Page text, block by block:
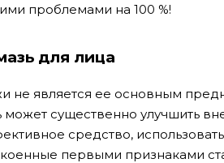
проблемами на 100 %!
для лица
не является ее основным
может существенно улучшить
средство,
первыми признаками